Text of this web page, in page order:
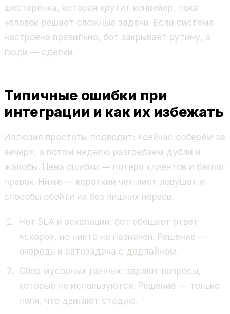
шестерёнка, которая крутит конвейер, пока
человек решает сложные задачи. Если система
настроена правильно, бот закрывает рутину, а
люди — сделки.
Типичные ошибки при
интеграции и как их избежать
Иллюзия простоты подводит: «сейчас соберём за
вечер», а потом неделю разгребаем дубли и
жалобы. Цена ошибки — потеря клиентов и бэклог
правок. Ниже — короткий чек-лист ловушек и
способы обойти их без лишних нервов.
Нет SLA и эскалации: бот обещает ответ
«скоро», но никто не назначен. Решение —
очередь и автозадача с дедлайном.
Сбор мусорных данных: задают вопросы,
которые не используются. Решение — только
поля, что двигают стадию.